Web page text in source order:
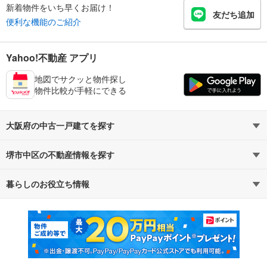
新着物件をいち早くお届け！
便利な機能のご紹介
友だち追加
Yahoo!不動産 アプリ
地図でサクッと物件探し
物件比較が手軽にできる
大阪府の中古一戸建てを探す
路線・駅から探す
通勤・通学時間から探す
堺市中区の不動産情報を探す
不動産・住宅
新築マンション 中古マンション
新築一戸建て 中古一戸建て
暮らしのお役立ち情報
マンションカタログ 教えて！住まいの先生